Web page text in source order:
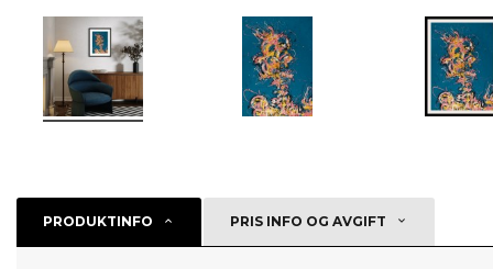
PRODUKTINFO PRIS INFO OG AVGIFT